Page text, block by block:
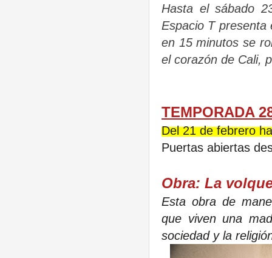
Hasta el sábado
Espacio T
en 15 minutos se
el corazón de Cali,
TEMPORADA
Del 21 de febrero
Puertas abiertas
Obra: La
Esta obra de
que viven una
sociedad y la